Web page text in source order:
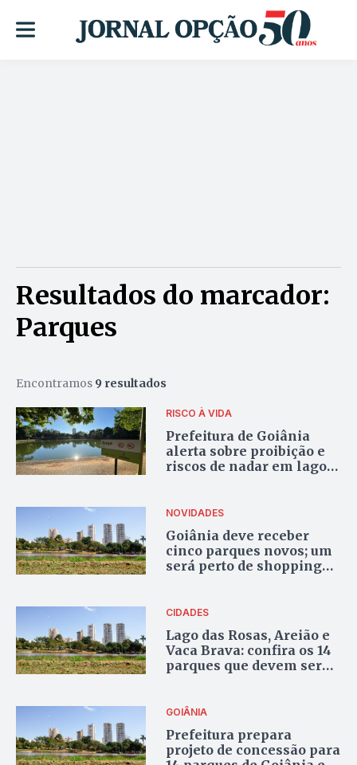
Resultados do marcador:
Parques
Encontramos 9 resultados
RISCO À VIDA
Prefeitura de Goiânia
alerta sobre proibição e
riscos de nadar em lagos
NOVIDADES
Goiânia deve receber
cinco parques novos; um
será perto de shopping
CIDADES
Lago das Rosas, Areião e
Vaca Brava: confira os 14
parques que devem ser
GOIÂNIA
Prefeitura prepara
projeto de concessão para